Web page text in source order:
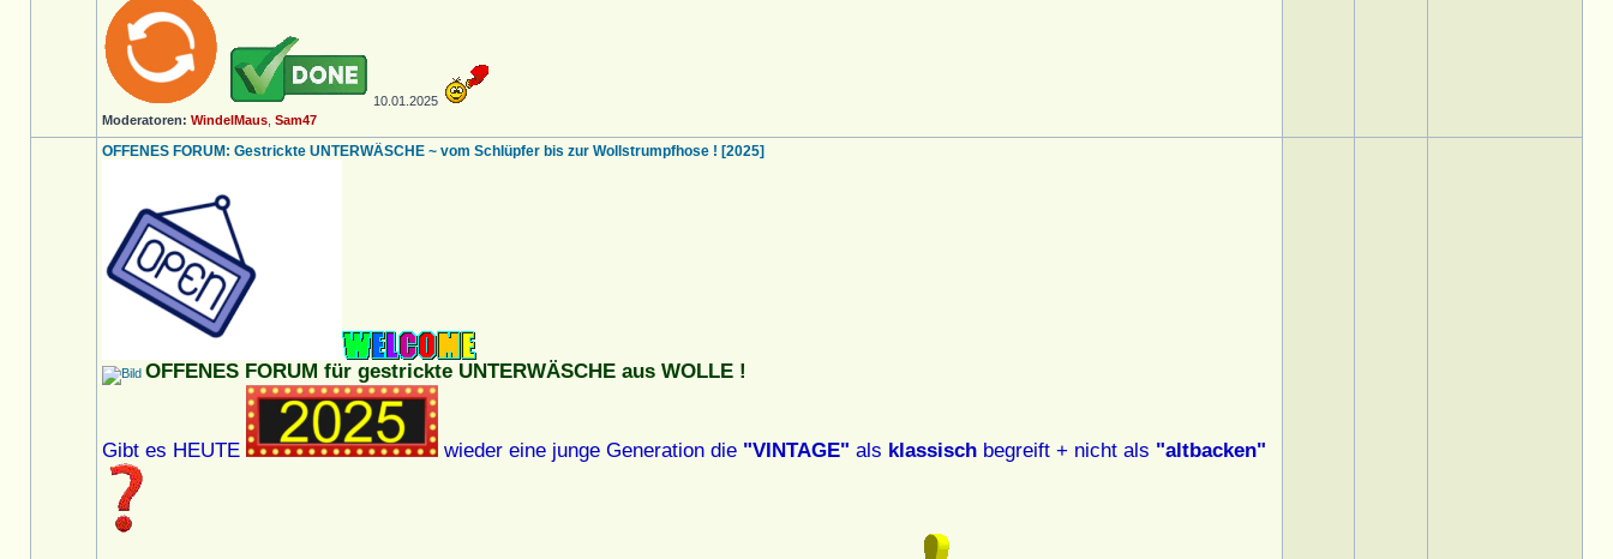
10.01.2025
Moderatoren: WindelMaus Sam47
OFFENES FORUM: Gestrickte UNTERWÄSCHE ~ vom Schlüpfer bis zur Wollstrumpfhose ! [2025]
OFFENES FORUM für gestrickte UNTERWÄSCHE aus WOLLE !
Gibt es HEUTE wieder eine junge Generation die "VINTAGE" als klassisch begreift + nicht als "altbacken"